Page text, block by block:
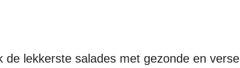
lekkerste salades met gezonde en verse